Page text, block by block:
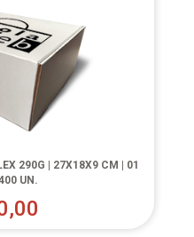
290G | 27X18X9 CM | 01
UN.